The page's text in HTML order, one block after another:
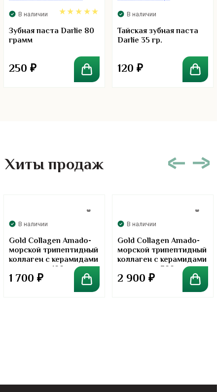
В наличии
5.00
Зубная паста Darlie 80
грамм
250 ₽
В наличии
Тайская зубная паста
Darlie 35 гр.
120 ₽
Хиты продаж
В наличии
Gold Collagen Amado-
морской трипептидный
коллаген с керамидами
в порошке. 100 грамм
1 700 ₽
В наличии
Gold Collagen Amado-
морской трипептидный
коллаген с керамидами
в порошке. 300 грамм
2 900 ₽